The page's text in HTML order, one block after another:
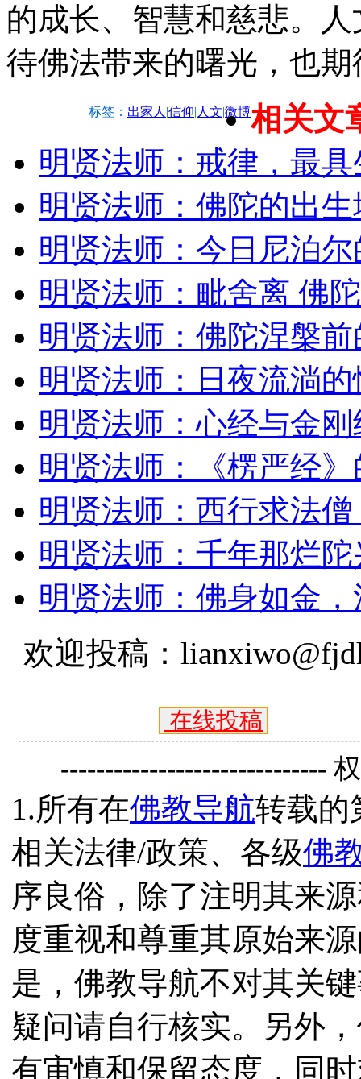
的成长、智慧和慈悲。
待佛法带来的曙光，也
标签： 出家人 |信仰| 人文|微博相关文
明贤法师：戒律，最
明贤法师：佛陀的出
明贤法师：今日尼泊
明贤法师：毗舍离 佛
明贤法师：佛陀涅槃
明贤法师：日夜流淌的
明贤法师：心经与金
明贤法师：《楞严经
明贤法师：西行求法
明贤法师：千年那烂陀
明贤法师：佛身如金
欢迎投稿：
在线投稿
------------------------------
1.所有在佛教导航转载的
相关法律/政策、各级佛
序良俗，除了注明其来
度重视和尊重其原始来
是，佛教导航不对其关
疑问请自行核实。另外
有审慎和保留态度，同